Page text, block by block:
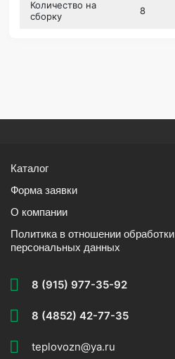
Количество на
сборку
8
Каталог
Форма заявки
О компании
Политика в отношении обработки
персональных данных
8 (915) 977-35-92
8 (4852) 42-77-35
teplovozn@ya.ru